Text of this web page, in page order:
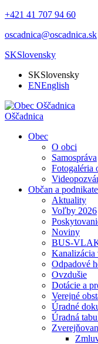
+421 41 707 94 60
oscadnica@oscadnica.sk
SKSlovensky
SKSlovensky
ENEnglish
Oščadnica
Obec
O obci
Samospráva
Fotogaléria
Občan a
Aktuality
Voľby 2026
Noviny
BUS-
Kanalizácia
Odpadové
Ovzdušie
Dotácie a
Verejné
Úradné
Úradná